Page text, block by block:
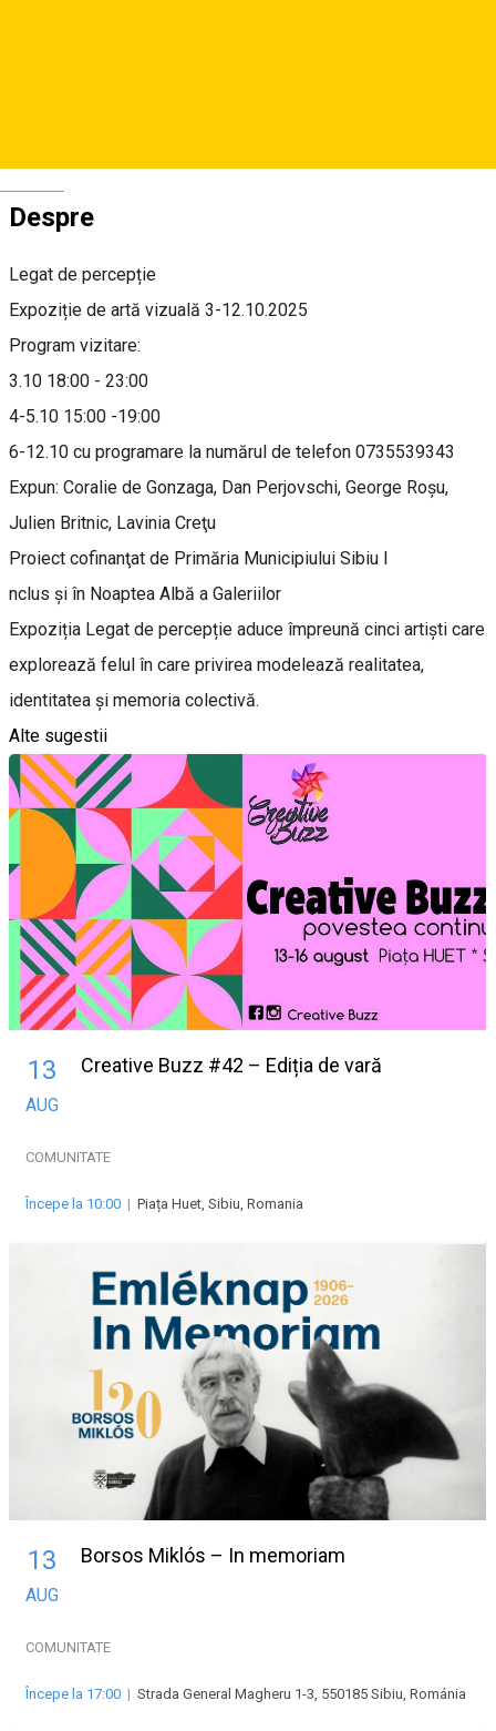
Despre
Legat de percepție
Expoziție de artă vizuală 3-12.10.2025
Program vizitare:
3.10 18:00 - 23:00
4-5.10 15:00 -19:00
6-12.10 cu programare la numărul de telefon 0735539343
Expun: Coralie de Gonzaga, Dan Perjovschi, George Roșu,
Julien Britnic, Lavinia Creţu
Proiect cofinanţat de Primăria Municipiului Sibiu I
nclus şi în Noaptea Albă a Galeriilor
Expoziția Legat de percepție aduce împreună cinci artişti care
explorează felul în care privirea modelează realitatea,
identitatea și memoria colectivă.
Alte sugestii
13
AUG
Creative Buzz #42 – Ediția de vară
COMUNITATE
Începe la 10:00 | Piața Huet, Sibiu, Romania
13
AUG
Borsos Miklós – In memoriam
COMUNITATE
Începe la 17:00 | Strada General Magheru 1-3, 550185 Sibiu, Románia